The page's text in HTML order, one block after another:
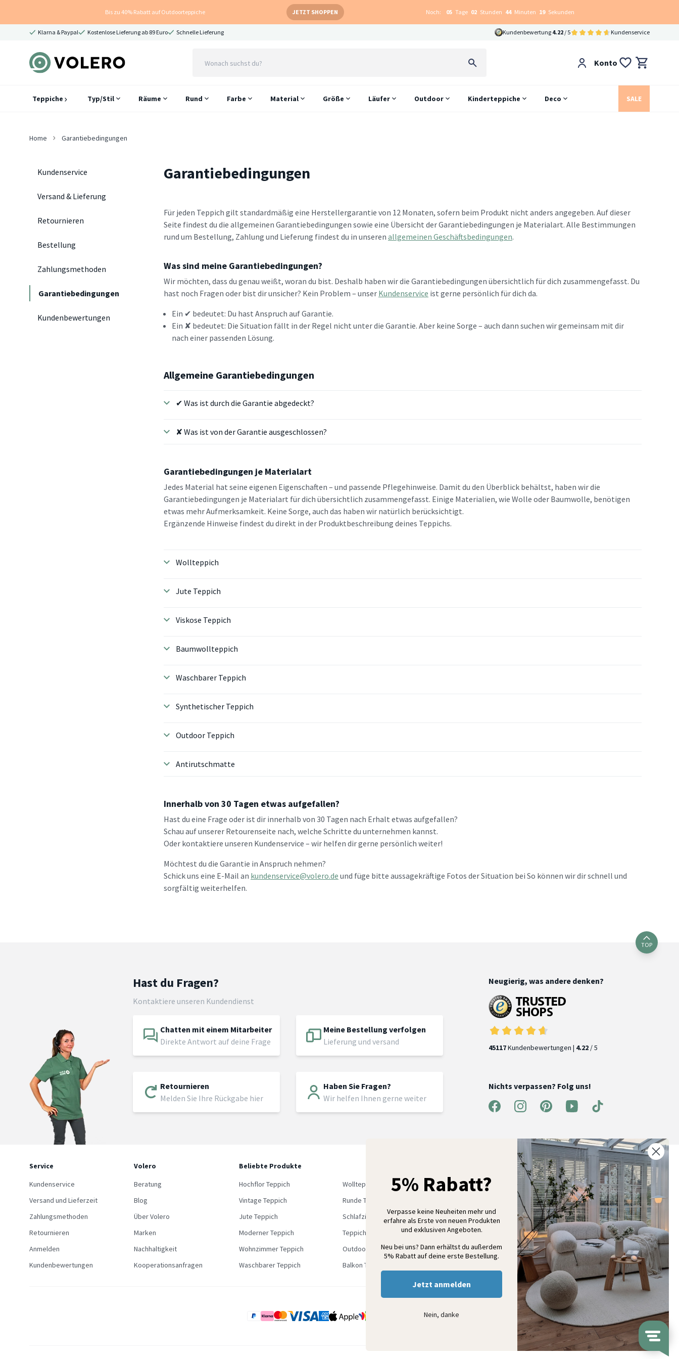
Bis zu 40% Rabatt auf Outdoorteppiche JETZT SHOPPEN Noch: 05 Tage 02 Stunden 44 Minuten 18 Sekunden
Klarna & Paypal Kostenlose Lieferung ab 89 Euro Schnelle Lieferung Kundenbewertung 4.22 / 5 Kundenservice
Konto
Teppiche Typ/Stil Räume Rund Farbe Material Größe Läufer Outdoor Kinderteppiche Deco SALE
Home Garantiebedingungen
Kundenservice
Versand & Lieferung
Retournieren
Bestellung
Zahlungsmethoden
Garantiebedingungen
Kundenbewertungen
Garantiebedingungen
Für jeden Teppich gilt standardmäßig eine Herstellergarantie von 12 Monaten, sofern beim Produkt nicht anders angegeben. Auf dieser
Seite findest du die allgemeinen Garantiebedingungen sowie eine Übersicht der Garantiebedingungen je Materialart. Alle Bestimmungen
rund um Bestellung, Zahlung und Lieferung findest du in unseren allgemeinen Geschäftsbedingungen.
Was sind meine Garantiebedingungen?
Wir möchten, dass du genau weißt, woran du bist. Deshalb haben wir die Garantiebedingungen übersichtlich für dich zusammengefasst. Du
hast noch Fragen oder bist dir unsicher? Kein Problem – unser Kundenservice ist gerne persönlich für dich da.
Ein ✔ bedeutet: Du hast Anspruch auf Garantie.
Ein ✘ bedeutet: Die Situation fällt in der Regel nicht unter die Garantie. Aber keine Sorge – auch dann suchen wir gemeinsam mit dir
nach einer passenden Lösung.
Allgemeine Garantiebedingungen
✔ Was ist durch die Garantie abgedeckt?
✘ Was ist von der Garantie ausgeschlossen?
Garantiebedingungen je Materialart
Jedes Material hat seine eigenen Eigenschaften – und passende Pflegehinweise. Damit du den Überblick behältst, haben wir die
Garantiebedingungen je Materialart für dich übersichtlich zusammengefasst. Einige Materialien, wie Wolle oder Baumwolle, benötigen
etwas mehr Aufmerksamkeit. Keine Sorge, auch das haben wir natürlich berücksichtigt.
Ergänzende Hinweise findest du direkt in der Produktbeschreibung deines Teppichs.
Wollteppich
Jute Teppich
Viskose Teppich
Baumwollteppich
Waschbarer Teppich
Synthetischer Teppich
Outdoor Teppich
Antirutschmatte
Innerhalb von 30 Tagen etwas aufgefallen?
Hast du eine Frage oder ist dir innerhalb von 30 Tagen nach Erhalt etwas aufgefallen?
Schau auf unserer Retourenseite nach, welche Schritte du unternehmen kannst.
Oder kontaktiere unseren Kundenservice – wir helfen dir gerne persönlich weiter!
Möchtest du die Garantie in Anspruch nehmen?
Schick uns eine E-Mail an kundenservice@volero.de und füge bitte aussagekräftige Fotos der Situation bei So können wir dir schnell und
sorgfältig weiterhelfen.
TOP
Hast du Fragen?
Kontaktiere unseren Kundendienst
Chatten mit einem Mitarbeiter
Direkte Antwort auf deine Frage
Meine Bestellung verfolgen
Lieferung und versand
Retournieren
Melden Sie Ihre Rückgabe hier
Haben Sie Fragen?
Wir helfen Ihnen gerne weiter
Neugierig, was andere denken?
45117Kundenbewertungen | 4.22 / 5
Nichts verpassen? Folg uns!
Service
Kundenservice
Versand und Lieferzeit
Zahlungsmethoden
Retournieren
Anmelden
Kundenbewertungen
Volero
Beratung
Blog
Über Volero
Marken
Nachhaltigkeit
Kooperationsanfragen
Beliebte Produkte
Hochflor Teppich
Wollteppich
Vintage Teppich
Runde Teppich
Jute Teppich
Schlafzimmer Teppich
Moderner Teppich
Teppich Outlet
Wohnzimmer Teppich
Outdoor Teppich
Waschbarer Teppich
Balkon Teppich
5% Rabatt auf deine erste Bestellung
Melde dich für unseren Newsletter an und entdecke neue
Kollektionen, Angebote und Wohnideen als Erstes
Anmelden
5% Rabatt?
Verpasse keine Neuheiten mehr und
erfahre als Erste von neuen Produkten
und exklusiven Angeboten.
Neu bei uns? Dann erhältst du außerdem
5% Rabatt auf deine erste Bestellung.
Jetzt anmelden
Nein, danke